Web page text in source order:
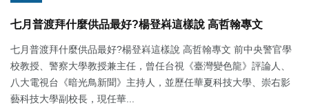
七月普渡拜什麼供品最好?楊登嵙這樣說 高哲翰專文
七月普渡拜什麼供品最好?楊登嵙這樣說 高哲翰專文 前中央警官學
校教授、警察大學教授兼主任，曾任台視《臺灣變色龍》評論人、
八大電視台《暗光鳥新聞》主持人，並歷任華夏科技大學、崇右影
藝科技大學副校長，現任華...